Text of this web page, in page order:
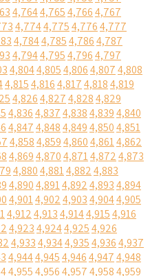
4,7644,7654,7664,767
4,7744,7754,7764,777
4,7844,7854,7864,787
4,7944,7954,7964,797
4,8044,8054,8064,8074,808
4,8154,8164,8174,8184,819
4,8264,8274,8284,829
4,8364,8374,8384,8394,840
4,8474,8484,8494,8504,851
4,8584,8594,8604,8614,862
4,8694,8704,8714,8724,873
4,8804,8814,8824,883
4,8904,8914,8924,8934,894
4,9014,9024,9034,9044,905
4,9124,9134,9144,9154,916
4,9234,9244,9254,926
4,9334,9344,9354,9364,937
4,9444,9454,9464,9474,948
4,9554,9564,9574,9584,959